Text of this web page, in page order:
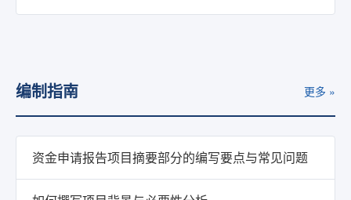
编制指南 更多 »
资金申请报告项目摘要部分的编写要点与常见问题